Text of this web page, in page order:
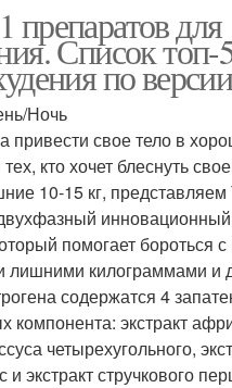
для
Список топ-
по
Ночь
привести свое тело в
кто хочет блеснуть
10-15 кг,
помогает бороться
лишними килограммами и
содержатся 4
компонента: экстракт
четырехугольного,
и экстракт стручкового